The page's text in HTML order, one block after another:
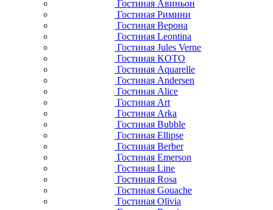
Гостиная Авиньон
Гостиная Римини
Гостиная Верона
Гостиная Leontina
Гостиная Jules Verne
Гостиная KOTO
Гостиная Aquarelle
Гостиная Andersen
Гостиная Alice
Гостиная Art
Гостиная Arka
Гостиная Bubble
Гостиная Ellipse
Гостиная Berber
Гостиная Emerson
Гостиная Line
Гостиная Rosa
Гостиная Gouache
Гостиная Olivia